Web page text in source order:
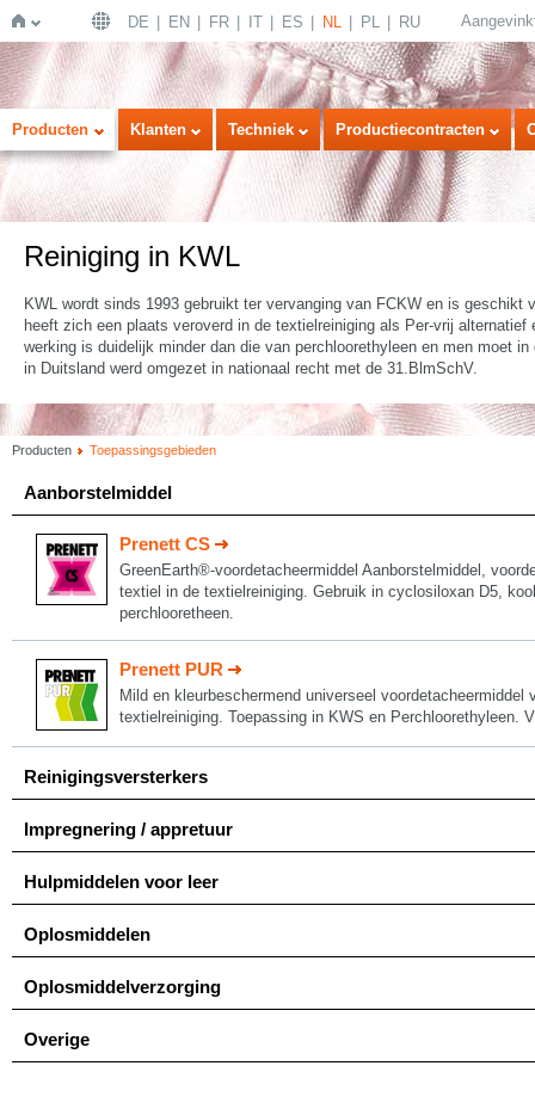
Home
DE EN FR IT ES NL PL RU
Producten Klanten Techniek Productiecontracten
Reiniging in KWL
KWL wordt sinds 1993 gebruikt ter vervanging van FCKW en is
heeft zich een plaats veroverd in de textielreiniging als Per-vrij
werking is duidelijk minder dan die van perchloorethyleen en men moet
in Duitsland werd omgezet in nationaal recht met de 31.BlmSchV.
Producten Toepassingsgebieden
Aanborstelmiddel
Prenett CS
GreenEarth®-voordetacheermiddel Aanborstelmiddel,
textiel in de textielreiniging. Gebruik in cyclosiloxan D5,
perchlooretheen.
Prenett PUR
Mild en kleurbeschermend universeel voordetacheermiddel
textielreiniging. Toepassing in KWS en Perchloorethyleen.
Reinigingsversterkers
Impregnering / appretuur
Hulpmiddelen voor leer
Oplosmiddelen
Oplosmiddelverzorging
Overige